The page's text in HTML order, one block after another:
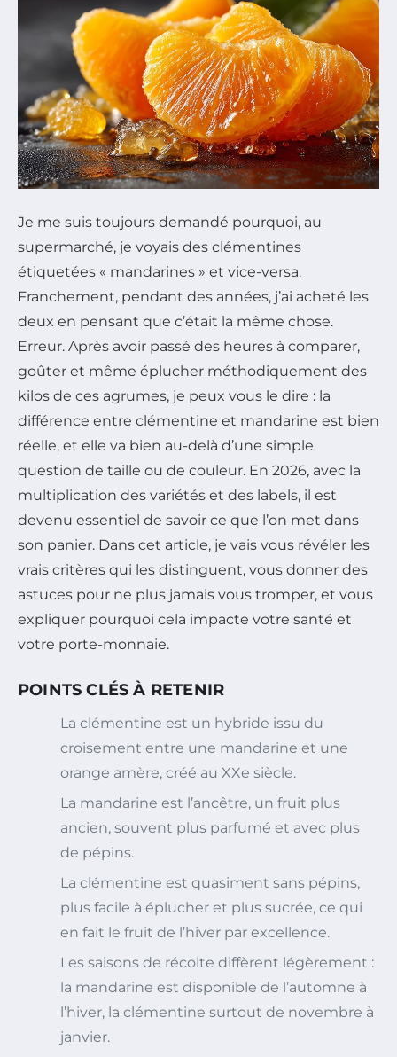
Je me suis toujours demandé pourquoi, au
supermarché, je voyais des clémentines
étiquetées « mandarines » et vice-versa.
Franchement, pendant des années, j’ai acheté les
deux en pensant que c’était la même chose.
Erreur. Après avoir passé des heures à comparer,
goûter et même éplucher méthodiquement des
kilos de ces agrumes, je peux vous le dire : la
différence entre clémentine et mandarine est bien
réelle, et elle va bien au-delà d’une simple
question de taille ou de couleur. En 2026, avec la
multiplication des variétés et des labels, il est
devenu essentiel de savoir ce que l’on met dans
son panier. Dans cet article, je vais vous révéler les
vrais critères qui les distinguent, vous donner des
astuces pour ne plus jamais vous tromper, et vous
expliquer pourquoi cela impacte votre santé et
votre porte-monnaie.
POINTS CLÉS À RETENIR
La clémentine est un hybride issu du
croisement entre une mandarine et une
orange amère, créé au XXe siècle.
La mandarine est l’ancêtre, un fruit plus
ancien, souvent plus parfumé et avec plus
de pépins.
La clémentine est quasiment sans pépins,
plus facile à éplucher et plus sucrée, ce qui
en fait le fruit de l’hiver par excellence.
Les saisons de récolte diffèrent légèrement :
la mandarine est disponible de l’automne à
l’hiver, la clémentine surtout de novembre à
janvier.